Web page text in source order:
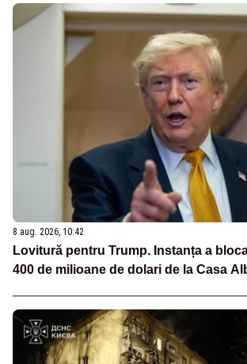
8 aug. 2026, 10:42
Lovitură pentru Trump. Instanța a
400 de milioane de dolari de la Casa